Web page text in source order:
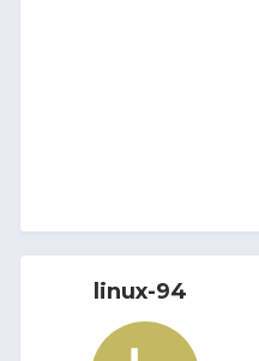
linux-94